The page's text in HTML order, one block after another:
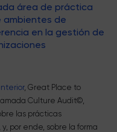
área de práctica
ambientes de
en la gestión de
, Great Place to
Culture Audit©,
las prácticas
por ende, sobre la forma